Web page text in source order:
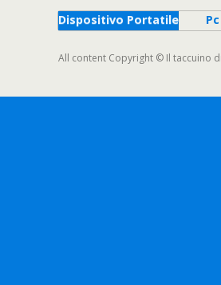
Dispositivo Portatile
All content Copyright © Il taccuino